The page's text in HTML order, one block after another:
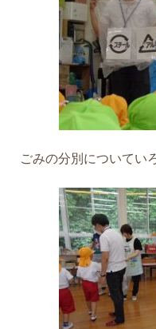
ごみの分別についてい